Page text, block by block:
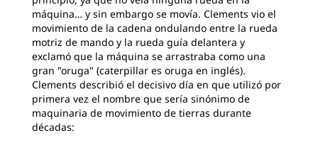
máquina… y sin embargo se movía. Clements vio el
movimiento de la cadena ondulando entre la rueda
motriz de mando y la rueda guía delantera y
exclamó que la máquina se arrastraba como una
gran "oruga" (caterpillar es oruga en inglés).
Clements describió el decisivo día en que utilizó por
primera vez el nombre que sería sinónimo de
maquinaria de movimiento de tierras durante
décadas: